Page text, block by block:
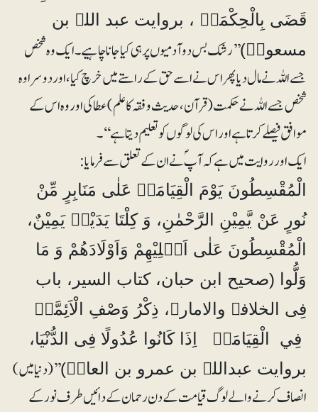
قَضَی بِالْحِکْمَۃِ ، بروایت عبد اللہ بن
مسعودؓ)’’رشک بس دو آدمیوں پر ہی کیا جانا چاہیے۔ ایک وہ شخص
جسے اللہ نے مال دیا پھر اس نے اسے حق کے راستے میں خرچ کیا، اور دوسرا وہ
شخص جسے اللہ نے حکمت (قرآن ، حدیث و فقہ کا علم) عطا کی اور وہ اس کے
موافق فیصلے کرتا ہے اور اس کی لوگوں کو تعلیم دیتا ہے‘‘۔
ایک اور روایت میں ہے کہ آپؐ نے ان کے تعلق سے فرمایا:
الْمُقْسِطُونَ یَوْمَ الْقِیَامَۃِ عَلٰی مَنَابِرٍ مِّنْ
نُورٍ عَنْ یَّمِیْنِ الرَّحْمٰنِ، وَ کِلْتَا یَدَیْہِ یَمِیْنٌ،
الْمُقْسِطُونَ عَلٰی اَہْلِیْھِمْ وَاَوْلَادَھُمْ وَ مَا
وَلُّوا (صحیح ابن حبان، کتاب السیر، باب
فِی الخلافۃ والامارۃ، ذِکْرُ وَصْفِ الْاَئِمَّۃِ
فِي الْقِیَامَۃِ اِذَا کَانُوا عُدُولًا فِی الدُّنْیَا،
بروایت عبداللہ بن عمرو بن العاصؓ)’’(دنیا میں )
انصاف کرنے والے لوگ قیامت کے دن رحمان کے دائیں طرف نور کے